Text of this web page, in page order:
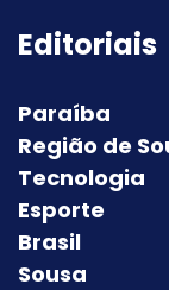
Editoriais
Paraíba
Região de
Tecnologia
Esporte
Brasil
Sousa